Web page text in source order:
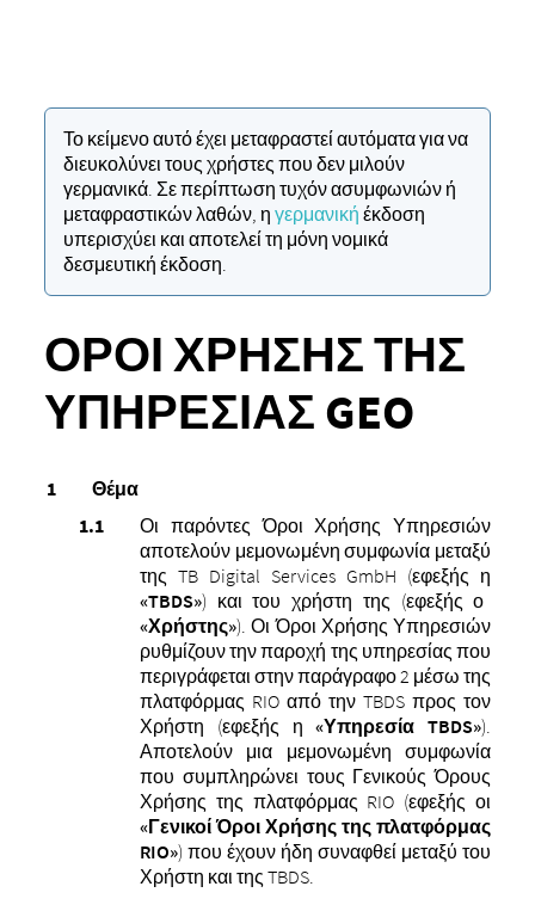
Το κείμενο αυτό έχει μεταφραστεί αυτόματα για να
διευκολύνει τους χρήστες που δεν μιλούν
γερμανικά. Σε περίπτωση τυχόν ασυμφωνιών ή
μεταφραστικών λαθών, η γερμανική έκδοση
υπερισχύει και αποτελεί τη μόνη νομικά
δεσμευτική έκδοση.
ΌΡΟΙ ΧΡΉΣΗΣ ΤΗΣ
ΥΠΗΡΕΣΊΑΣ GEO
Θέμα
Οι παρόντες Όροι Χρήσης Υπηρεσιών
αποτελούν μεμονωμένη συμφωνία μεταξύ
της TB Digital Services GmbH (εφεξής η
«TBDS») και του χρήστη της (εφεξής ο
«Χρήστης»). Οι Όροι Χρήσης Υπηρεσιών
ρυθμίζουν την παροχή της υπηρεσίας που
περιγράφεται στην παράγραφο 2 μέσω της
πλατφόρμας RIO από την TBDS προς τον
Χρήστη (εφεξής η«Υπηρεσία TBDS»).
Αποτελούν μια μεμονωμένη συμφωνία
που συμπληρώνει τους Γενικούς Όρους
Χρήσης της πλατφόρμας RIO (εφεξής οι
«Γενικοί Όροι Χρήσης της πλατφόρμας
RIO») που έχουν ήδη συναφθεί μεταξύ του
Χρήστη και της TBDS.